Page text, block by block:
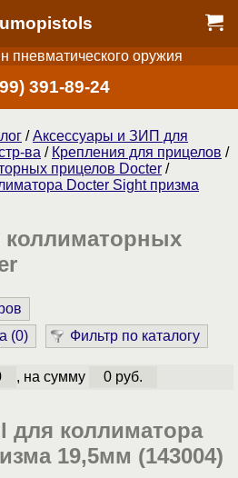
пневматического оружия
391-89-24
/Аксессуары и ЗИП для
ва / Крепления для прицелов /
прицелов Docter /
Docter Sight призма
коллиматорных
(0) Фильтр по каталогу
, на сумму 0 руб.
для коллиматора
19,5мм (143004)